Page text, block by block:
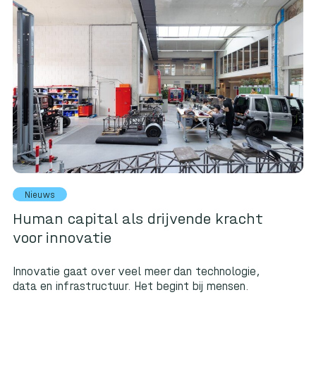
Nieuws
Human capital als drijvende kracht
voor innovatie
Innovatie gaat over veel meer dan technologie,
data en infrastructuur. Het begint bij mensen.